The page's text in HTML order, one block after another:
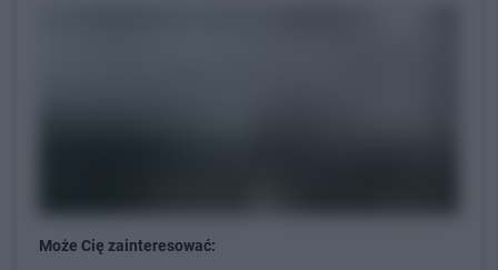
Może Cię zainteresować: